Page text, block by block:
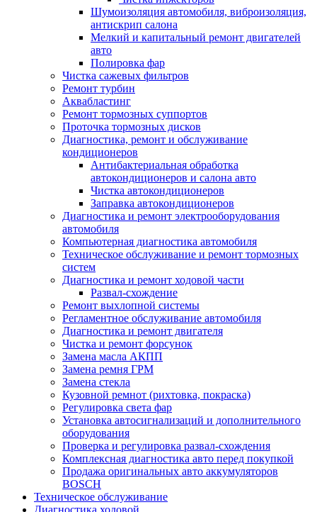
Шумоизоляция автомобиля, виброизоляция,
антискрип салона
Мелкий и капитальный ремонт двигателей
авто
Полировка фар
Чистка сажевых фильтров
Ремонт турбин
Аквабластинг
Ремонт тормозных суппортов
Проточка тормозных дисков
Диагностика, ремонт и обслуживание
кондиционеров
Антибактериальная обработка
автокондиционеров и салона авто
Чистка автокондиционеров
Заправка автокондиционеров
Диагностика и ремонт электрооборудования
автомобиля
Компьютерная диагностика автомобиля
Техническое обслуживание и ремонт тормозных
систем
Диагностика и ремонт ходовой части
Развал-схождение
Ремонт выхлопной системы
Регламентное обслуживание автомобиля
Диагностика и ремонт двигателя
Чистка и ремонт форсунок
Замена масла АКПП
Замена ремня ГРМ
Замена стекла
Кузовной ремнот (рихтовка, покраска)
Регулировка света фар
Установка автосигнализаций и дополнительного
оборудования
Проверка и регулировка развал-схождения
Комплексная диагностика авто перед покупкой
Продажа оригинальных авто аккумуляторов
BOSCH
Техническое обслуживание
Диагностика ходовой